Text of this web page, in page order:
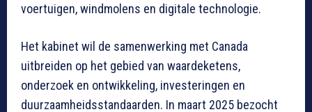
voertuigen, windmolens en digitale technologie.
Het kabinet wil de samenwerking met Canada
uitbreiden op het gebied van waardeketens,
onderzoek en ontwikkeling, investeringen en
duurzaamheidsstandaarden. In maart 2025 bezocht